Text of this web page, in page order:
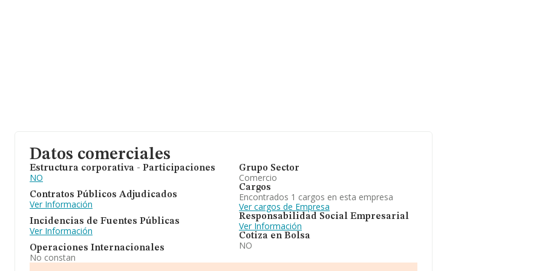
Datos comerciales
Estructura corporativa - Participaciones
NO
Contratos Públicos Adjudicados
Ver Información
Incidencias de Fuentes Públicas
Ver Información
Operaciones Internacionales
No constan
Grupo Sector
Comercio
Cargos
Encontrados 1 cargos en esta empresa
Ver cargos de Empresa
Responsabilidad Social Empresarial
Ver Información
Cotiza en Bolsa
NO